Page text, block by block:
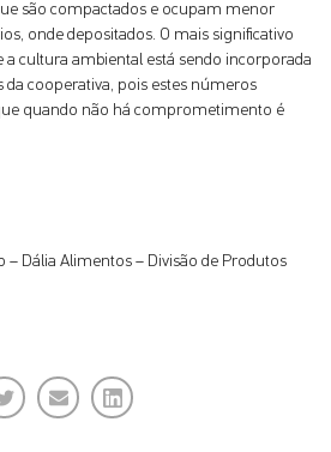
são compactados e ocupam menor
onde depositados. O mais significativo
a cultura ambiental está sendo incorporada
da cooperativa, pois estes números
quando não há comprometimento é
– Dália Alimentos – Divisão de Produtos
E-
mail
LinkedIn